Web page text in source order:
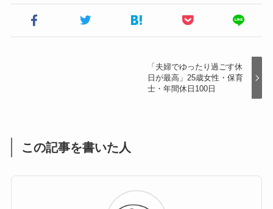
「夫婦でゆったり過ごす休
日が最高」25歳女性・保育
士・年間休日100日
この記事を書いた人